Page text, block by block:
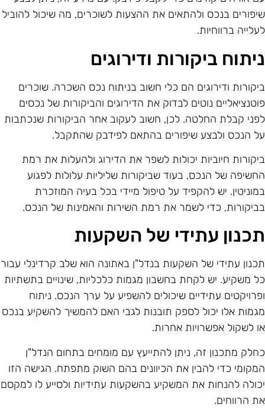
בנכס ולהתאים את ההצעות לשוכרים, מה שיכול להוביל
ברווחיות.
ביקורות ודירוגים
ודירוגים הם כלי חשוב בניתוח נכס השכרה. שוכרים
נוטים לבדוק את הדירוגים והביקורות של נכסים
קבלת החלטה. לכן, חשוב לעקוב אחר הביקורות שנכתבות
הנכס ולבצע שיפורים בהתאם לפידבק שהתקבל.
חיוביות יכולות לשפר את הדירוג ולהעלות את רמת
של הנכס, בעוד שביקורות שליליות עלולות לפגוע
יש להקפיד על טיפול מיידי בכל בעיה המוזכרת
כדי לשמר את רמת השירות והאמינות של הנכס.
עתידי של השקעות
עתידי של השקעות בנדל"ן באתונה הוא שלב קרדינלי עבור
משקיע. יש לקחת בחשבון מגמות כלכליות, שינויים בתשתיות
עתידיים שיכולים להשפיע על ערך הנכס. ניתוח
אלו יכול לספק תובנות לגבי האם להמשיך להשקיע בנכס
לשקול אפשרויות אחרות.
מתכנון זה, ניתן להתייעץ עם מומחים בתחום הנדל"ן
כדי להבין את הכיוונים בהם השוק מתפתח. הגישה הזו
להנחות את המשקיע בהשקעות עתידיות ולסייע לו למקסם
הרווחים.